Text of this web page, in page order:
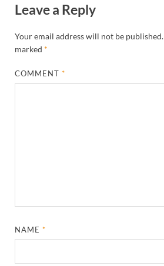
Leave a Reply
Your email address will not be published.
marked *
COMMENT*
NAME*